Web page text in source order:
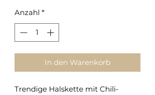
Anzahl *
In den Warenkorb
Trendige Halskette mit Chili-